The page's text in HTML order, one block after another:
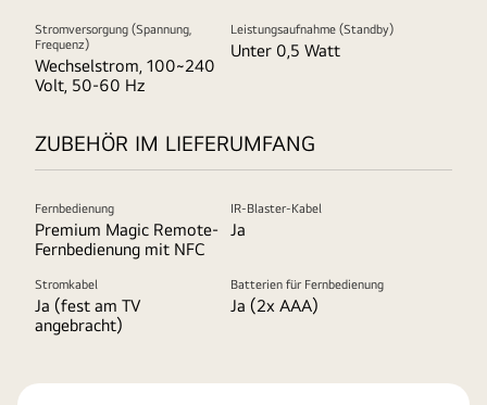
Stromversorgung (Spannung,
Frequenz)
Wechselstrom, 100~240
Volt, 50-60 Hz
Leistungsaufnahme (Standby)
Unter 0,5 Watt
ZUBEHÖR IM LIEFERUMFANG
Fernbedienung
Premium Magic Remote-
Fernbedienung mit NFC
IR-Blaster-Kabel
Ja
Stromkabel
Ja (fest am TV
angebracht)
Batterien für Fernbedienung
Ja (2x AAA)